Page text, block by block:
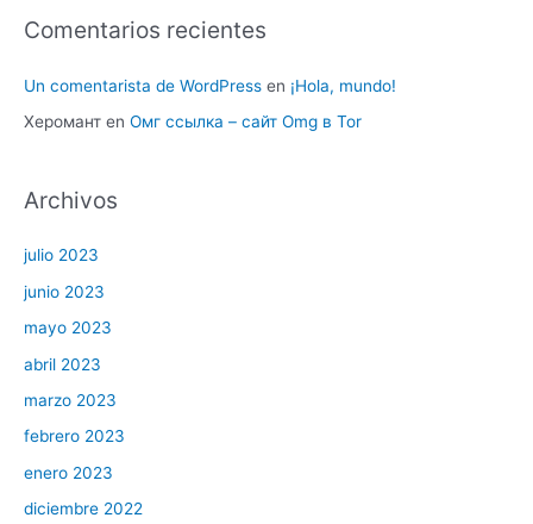
Comentarios recientes
Un comentarista de WordPress en ¡Hola, mundo!
Херомант en Омг ссылка – сайт Omg в Tor
Archivos
julio 2023
junio 2023
mayo 2023
abril 2023
marzo 2023
febrero 2023
enero 2023
diciembre 2022